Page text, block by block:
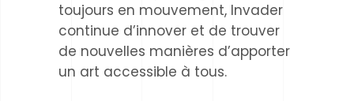
toujours en mouvement, Invader
continue d’innover et de trouver
de nouvelles manières d’apporter
un art accessible à tous.